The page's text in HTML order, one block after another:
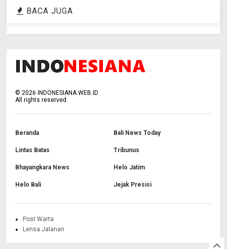
BACA JUGA
©2026 INDONESIANA.WEB.ID
All rights reserved.
Beranda Bali News Today
Lintas Batas Tribunus
Bhayangkara News Helo Jatim
Helo Bali Jejak Presisi
Post Warta
Lensa Jalanan